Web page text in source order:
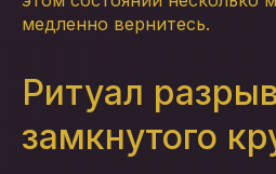
медленно вернитесь.
Ритуал
замкнутого